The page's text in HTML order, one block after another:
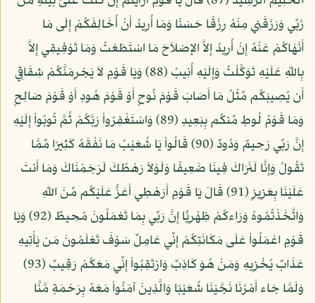
رَّبِّي وَرَزَقَنِي مِنْهُ رِزْقًا حَسَنًا وَمَا أُرِيدُ أَنْ أُخَالِفَكُمْ إِلَى مَا
أَنْهَاكُمْ عَنْهُ إِنْ أُرِيدُ إِلاَّ الإِصْلاَحَ مَا اسْتَطَعْتُ وَمَا تَوْفِيقِي إِلاَّ
بِاللّهِ عَلَيْهِ تَوَكَّلْتُ وَإِلَيْهِ أُنِيبُ (88) وَيَا قَوْمِ لاَ يَجْرِمَنَّكُمْ شِقَاقِي
أَن يُصِيبَكُم مِّثْلُ مَا أَصَابَ قَوْمَ نُوحٍ أَوْ قَوْمَ هُودٍ أَوْ قَوْمَ صَالِحٍ
وَمَا قَوْمُ لُوطٍ مِّنكُم بِبَعِيدٍ (89) وَاسْتَغْفِرُواْ رَبَّكُمْ ثُمَّ تُوبُواْ إِلَيْهِ
إِنَّ رَبِّي رَحِيمٌ وَدُودٌ (90) قَالُواْ يَا شُعَيْبُ مَا نَفْقَهُ كَثِيرًا مِّمَّا
تَقُولُ وَإِنَّا لَنَرَاكَ فِينَا ضَعِيفًا وَلَوْلاَ رَهْطُكَ لَرَجَمْنَاكَ وَمَا أَنتَ
عَلَيْنَا بِعَزِيزٍ (91) قَالَ يَا قَوْمِ أَرَهْطِي أَعَزُّ عَلَيْكُم مِّنَ اللّهِ
وَاتَّخَذْتُمُوهُ وَرَاءكُمْ ظِهْرِيًّا إِنَّ رَبِّي بِمَا تَعْمَلُونَ مُحِيطٌ (92) وَيَا
قَوْمِ اعْمَلُواْ عَلَى مَكَانَتِكُمْ إِنِّي عَامِلٌ سَوْفَ تَعْلَمُونَ مَن يَأْتِيهِ
عَذَابٌ يُخْزِيهِ وَمَنْ هُوَ كَاذِبٌ وَارْتَقِبُواْ إِنِّي مَعَكُمْ رَقِيبٌ (93)
وَلَمَّا جَاء أَمْرُنَا نَجَّيْنَا شُعَيْبًا وَالَّذِينَ آمَنُواْ مَعَهُ بِرَحْمَةٍ مَّنَّا